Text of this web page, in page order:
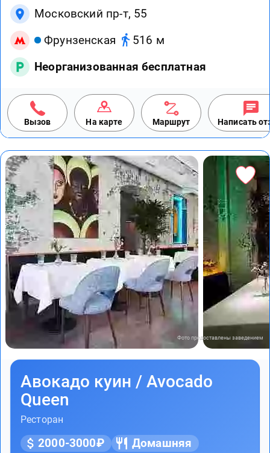
Московский пр-т, 55
Фрунзенская
516 м
Неорганизованная бесплатная
Вызов На карте Маршрут Написать
Фото предоставлены заведением
Авокадо куин / Avocado
Queen
Ресторан
2000-3000₽ Домашняя